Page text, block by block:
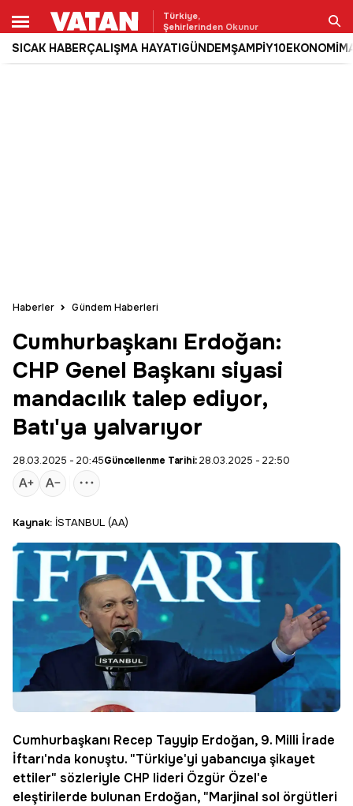
Türkiye,
Şehirlerinden Okunur
SICAK HABERÇALIŞMA HAYATIGÜNDEMŞAMPİY10EKONOMİ
Ara
Haberler Gündem Haberleri
Cumhurbaşkanı Erdoğan:
CHP Genel Başkanı siyasi
mandacılık talep ediyor,
Batı'ya yalvarıyor
28.03.2025 - 20:45Güncellenme Tarihi:28.03.2025 - 22:50
Kaynak: İSTANBUL (AA)
Cumhurbaşkanı Recep Tayyip Erdoğan, 9. Milli İrade
İftarı'nda konuştu. "Türkiye'yi yabancıya şikayet
ettiler" sözleriyle CHP lideri Özgür Özel'e
eleştirilerde bulunan Erdoğan, "Marjinal sol örgütleri